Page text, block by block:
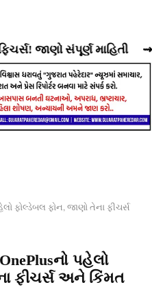
સંપૂર્ણ માહિતી ⇝
ફોલ્ડેબલ ફોન, જાણો તેના ફીચર્સ
પહેલો
ફીચર્સ અને કિંમત